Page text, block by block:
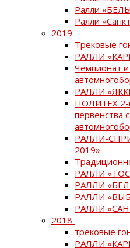
Ралли
Ралли
2019
Трековые
РАЛЛИ
Чемпионат
РАЛЛИ
ПОЛИТЕХ 2-
первенства
РАЛЛИ-
2019»
РАЛЛИ
РАЛЛИ
РАЛЛИ
РАЛЛИ
2018
трековые
РАЛЛИ